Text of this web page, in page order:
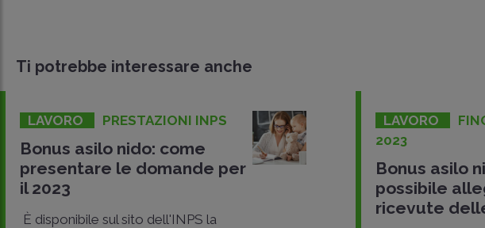
Ti potrebbe interessare anche
LAVORO PRESTAZIONI INPS
Bonus asilo nido: come
presentare le domande per
il 2023
È disponibile sul sito dell'INPS la
LAVORO
2023
Bonus asilo
possibile
ricevute